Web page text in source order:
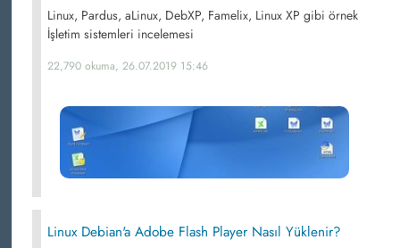
Linux, Pardus, aLinux, DebXP, Famelix, Linux XP gibi örnek
İşletim sistemleri incelemesi
22,790 okuma, 26.07.2019 15:46
Linux Debian'a Adobe Flash Player Nasıl Yüklenir?